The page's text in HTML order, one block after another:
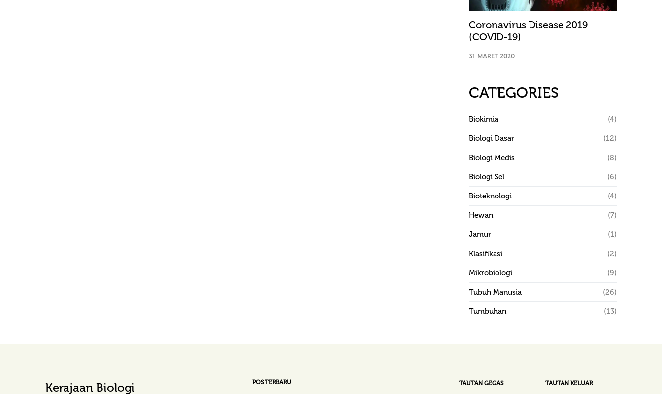
Coronavirus Disease 2019
(COVID-19)
31 MARET 2020
CATEGORIES
Biokimia (4)
Biologi Dasar (12)
Biologi Medis (8)
Biologi Sel (6)
Bioteknologi (4)
Hewan (7)
Jamur (1)
Klasifikasi (2)
Mikrobiologi (9)
Tubuh Manusia (26)
Tumbuhan (13)
Kerajaan Biologi POS TERBARU TAUTAN GEGAS TAUTAN KELUAR